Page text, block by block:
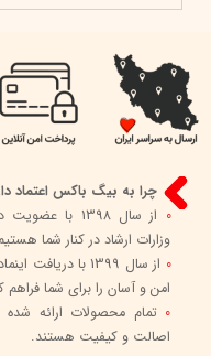
چرا به بیگ باکس اعتماد
0
از سال 1398
وزارات ارشاد در کنار شما
0
از سال 1399 با
امن و آسان را برای شما فراهم
0 تمام محصولات ارائه
اصالت و کیفیت هستند.